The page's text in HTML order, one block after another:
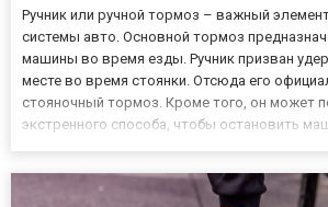
Ручник или ручной тормоз – важный
системы авто. Основной тормоз
машины во время езды. Ручник призван
месте во время стоянки. Отсюда его
стояночный тормоз. Кроме того, он может
экстренного способа, чтобы остановить